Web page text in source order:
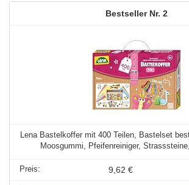
2
Lena Bastelkoffer mit 400 Teilen, Bastelset
Moosgummi, Pfeifenreiniger,
9,62 €